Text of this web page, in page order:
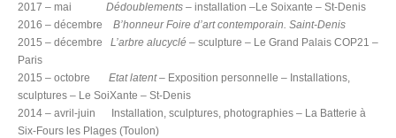
2017 – mai Dédoublements – installation –Le Soixante – St-Denis
2016 – décembre B’honneur Foire d’art contemporain. Saint-Denis
2015 – décembre L’arbre alucyclé – sculpture – Le Grand Palais COP21 –
Paris
2015 – octobre Etat latent– Exposition personnelle – Installations,
sculptures – Le SoiXante – St-Denis
2014 – avril-juin Installation, sculptures, photographies – La Batterie à
Six-Fours les Plages (Toulon)